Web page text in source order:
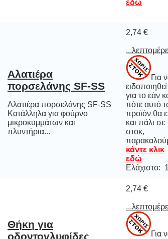
εδώ
Αλατιέρα
πορσελάνης SF-SS
Αλατιέρα πορσελάνης SF-SS
Κατάλληλα για φούρνο
μικροκυμμάτων και
πλυντήρια...
2,74 €
Για
για το εάν
πότε
προϊόν θα
και
κάντε κλικ
εδώ
Ελάχιστο:
Θήκη για
οδοντογλυφίδες
2,74 €
Για
για το εάν
πότε
προϊόν θα
και